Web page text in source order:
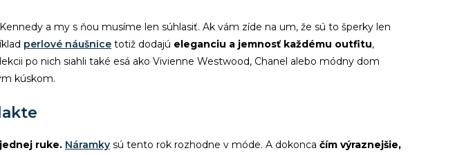
a my s ňou musíme len súhlasiť. Ak vám zíde na um, že sú to šperky len
perlové náušnice totiž dodajú eleganciu a jemnosť každému outfitu,
po nich siahli také esá ako Vivienne Westwood, Chanel alebo módny dom
kúskom.
ruke. Náramky sú tento rok rozhodne v móde. A dokonca čím výraznejšie,